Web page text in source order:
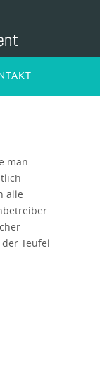
man
alle
Teufel